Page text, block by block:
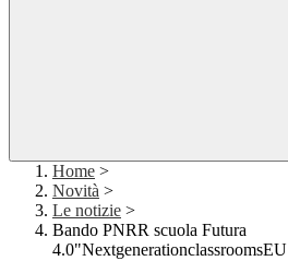
Home >
Novità >
Le notizie >
Bando PNRR scuola Futura
4.0"NextgenerationclassroomsEU